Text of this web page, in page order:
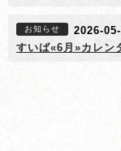
お知らせ
2026-
すいば«6月»カレン